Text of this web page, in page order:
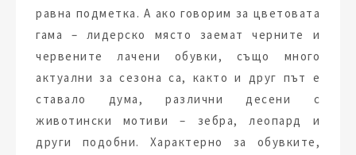
равна подметка. А ако говорим за цветовата
гама – лидерско място заемат черните и
червените лачени обувки, също много
актуални за сезона са, както и друг път е
ставало дума, различни десени с
животински мотиви – зебра, леопард и
други подобни. Характерно за обувките,